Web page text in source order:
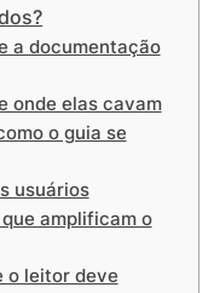
a documentação
onde elas cavam
o guia se
usuários
amplificam o
o leitor deve